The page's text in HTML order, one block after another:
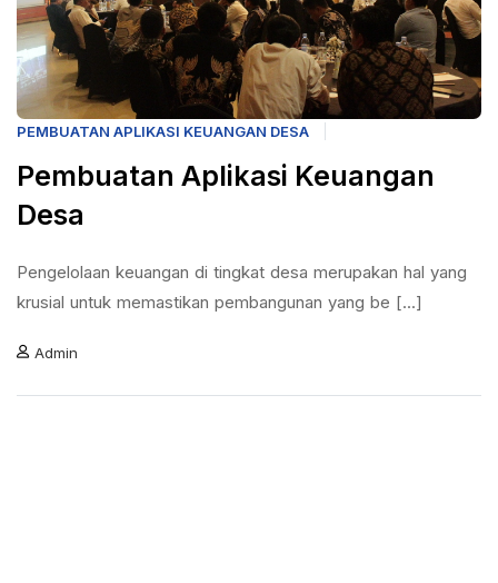
PEMBUATAN APLIKASI KEUANGAN DESA
Pembuatan Aplikasi Keuangan
Desa
Pengelolaan keuangan di tingkat desa merupakan hal yang
krusial untuk memastikan pembangunan yang be [...]
Admin